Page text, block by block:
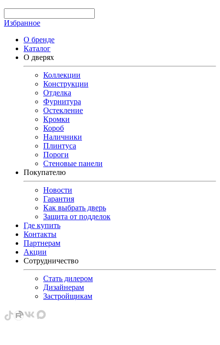
Избранное
О бренде
Каталог
О дверях
Коллекции
Конструкции
Отделка
Фурнитура
Остекление
Кромки
Короб
Наличники
Плинтуса
Пороги
Стеновые панели
Покупателю
Новости
Гарантия
Как выбрать дверь
Защита от подделок
Где купить
Контакты
Партнерам
Акции
Сотрудничество
Стать дилером
Дизайнерам
Застройщикам